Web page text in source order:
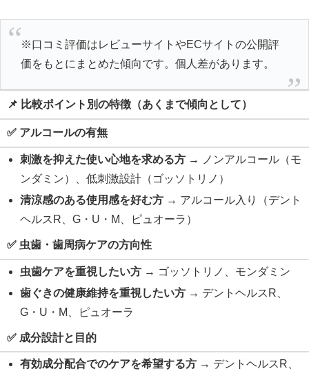
※口コミ評価はレビューサイトやECサイトの公開評
価をもとにまとめた傾向です。個人差があります。
📌 比較ポイント別の特徴（あくまで傾向として）
✅ アルコールの有無
刺激を抑えた使い心地を求める方 → ノンアルコール（モ
ンダミン）、低刺激設計（ゴッソトリノ）
清涼感のある使用感を好む方 → アルコール入り（デント
ヘルスR、G・U・M、ピュオーラ）
✅ 虫歯・歯周病ケアの方向性
虫歯ケアを重視したい方 → ゴッソトリノ、モンダミン
歯ぐきの健康維持を重視したい方 → デントヘルスR、
G・U・M、ピュオーラ
✅ 成分設計と目的
有効成分配合でのケアを希望する方 → デントヘルスR、